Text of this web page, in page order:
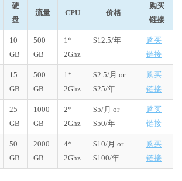
硬
盘
流量 CPU 价格
购买
链接
10
GB
500
GB
1*
2Ghz
$12.5/年
购买
链接
15
GB
500
GB
1*
2Ghz
$2.5/月 or
$25/年
购买
链接
25
GB
1000
GB
2*
2Ghz
$5/月 or
$50/年
购买
链接
50
GB
2000
GB
4*
2Ghz
$10/月 or
$100/年
购买
链接